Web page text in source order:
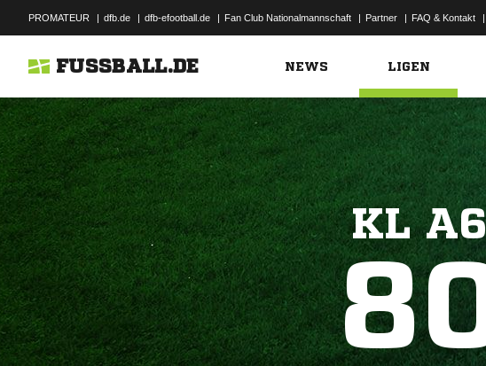
PROMATEUR | dfb.de | dfb-efootball.de | Fan Club Nationalmannschaft | Partner | FAQ & Kontakt |
FUSSBALL.DE NEWS LIGEN
KL